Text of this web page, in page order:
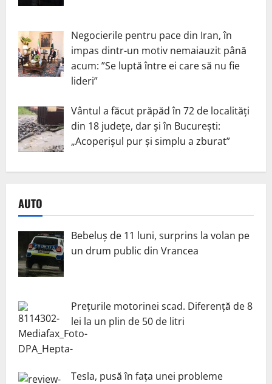
Negocierile pentru pace din Iran, în
impas dintr-un motiv nemaiauzit până
acum: ”Se luptă între ei care să nu fie
lideri”
Vântul a făcut prăpăd în 72 de localități
din 18 județe, dar și în București:
„Acoperișul pur și simplu a zburat”
AUTO
Bebeluș de 11 luni, surprins la volan pe
un drum public din Vrancea
Prețurile motorinei scad. Diferență de 8
lei la un plin de 50 de litri
Tesla, pusă în fața unei probleme